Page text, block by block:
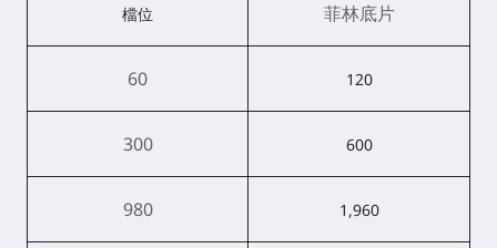
檔位 菲林底片
60 120
300 600
980 1,960